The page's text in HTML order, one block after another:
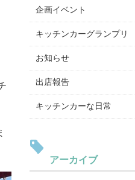
企画イベント
キッチンカーグランプリ
お知らせ
出店報告
キッチンカーな日常
アーカイブ